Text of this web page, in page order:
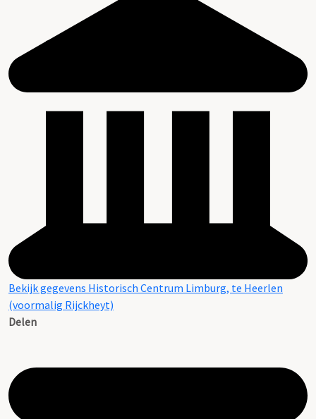
Bekijk gegevens Historisch Centrum Limburg, te Heerlen
(voormalig Rijckheyt)
Delen